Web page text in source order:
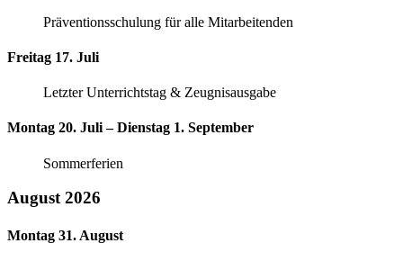
Präventionsschulung für alle Mitarbeitenden
Freitag 17. Juli
Letzter Unterrichtstag & Zeugnisausgabe
Montag 20. Juli – Dienstag 1. September
Sommerferien
August 2026
Montag 31. August